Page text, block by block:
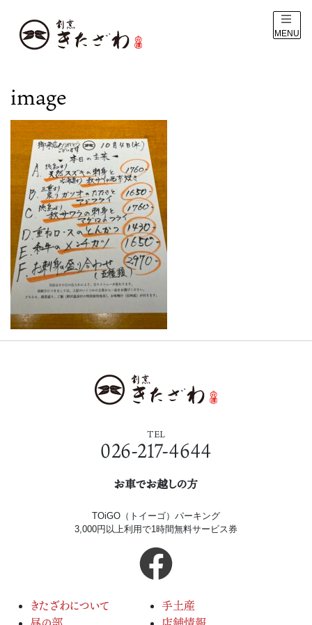
MENU
image
TEL
026-217-4644
お車でお越しの方
TOiGO（トイーゴ）パーキング
3,000円以上利用で1時間無料サービス券
きたざわについて
手土産